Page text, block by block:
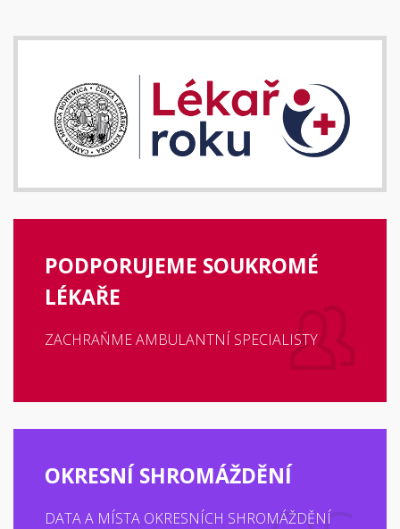
PODPORUJEME SOUKROMÉ
LÉKAŘE
ZACHRAŇME AMBULANTNÍ SPECIALISTY
OKRESNÍ SHROMÁŽDĚNÍ
DATA A MÍSTA OKRESNÍCH SHROMÁŽDĚNÍ